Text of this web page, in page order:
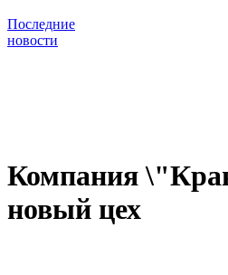
Последние
новости
Компания
новый цех